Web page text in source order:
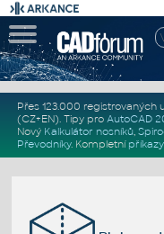
Přes 123.000 registrovaných
(CZ+EN). Tipy pro AutoCAD
Nový Kalkulátor nosníků,
Převodníky. Kompletní příkazy